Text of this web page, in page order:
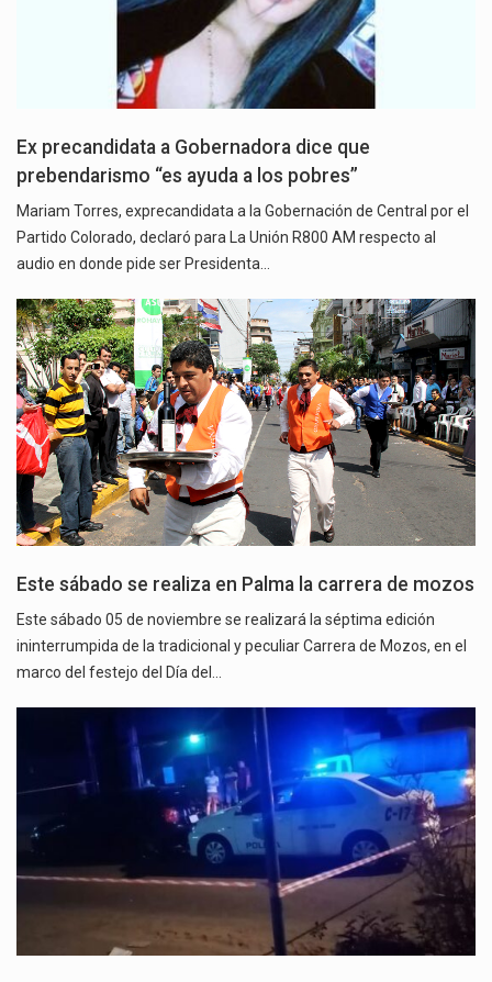
Ex precandidata a Gobernadora dice que
prebendarismo “es ayuda a los pobres”
Mariam Torres, exprecandidata a la Gobernación de Central por el
Partido Colorado, declaró para La Unión R800 AM respecto al
audio en donde pide ser Presidenta…
Este sábado se realiza en Palma la carrera de mozos
Este sábado 05 de noviembre se realizará la séptima edición
ininterrumpida de la tradicional y peculiar Carrera de Mozos, en el
marco del festejo del Día del…